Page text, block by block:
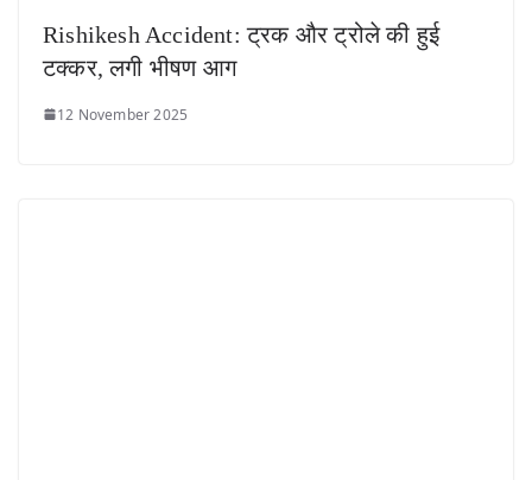
Rishikesh Accident: ट्रक और ट्रोले की हुई
टक्कर, लगी भीषण आग
12 November 2025